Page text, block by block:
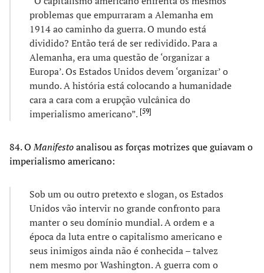
problemas que empurraram a Alemanha em
1914 ao caminho da guerra. O mundo está
dividido? Então terá de ser redividido. Para a
Alemanha, era uma questão de ‘organizar a
Europa’. Os Estados Unidos devem ‘organizar’ o
mundo. A história está colocando a humanidade
cara a cara com a erupção vulcânica do
imperialismo americano”. [59]
84. OManifestoanalisou as forças motrizes que guiavam o
imperialismo americano:
Sob um ou outro pretexto e slogan, os Estados
Unidos vão intervir no grande confronto para
manter o seu domínio mundial. A ordem e a
época da luta entre o capitalismo americano e
seus inimigos ainda não é conhecida – talvez
nem mesmo por Washington. A guerra com o